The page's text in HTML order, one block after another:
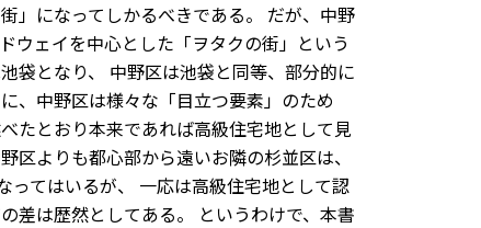
」になってしかるべきである。 だが、中野
ウェイを中心とした「ヲタクの街」という
袋となり、 中野区は池袋と同等、部分的に
、中野区は様々な「目立つ要素」のため
たとおり本来であれば高級住宅地として見
区よりも都心部から遠いお隣の杉並区は、
ってはいるが、 一応は高級住宅地として認
差は歴然としてある。 というわけで、本書